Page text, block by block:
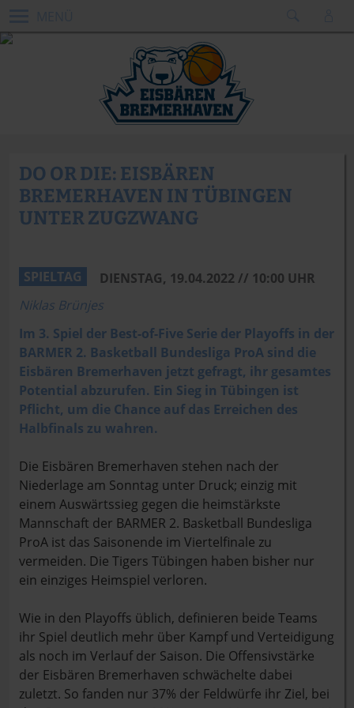
DO OR DIE: EISBÄREN
BREMERHAVEN IN TÜBINGEN
UNTER ZUGZWANG
SPIELTAG
DIENSTAG, 19.04.2022 // 10:00 UHR
Niklas Brünjes
Im 3. Spiel der Best-of-Five Serie der Playoffs in der
BARMER 2. Basketball Bundesliga ProA sind die
Eisbären Bremerhaven jetzt gefragt, ihr gesamtes
Potential abzurufen. Ein Sieg in Tübingen ist
Pflicht, um die Chance auf das Erreichen des
Halbfinals zu wahren.
Die Eisbären Bremerhaven stehen nach der
Niederlage am Sonntag unter Druck; einzig mit
einem Auswärtssieg gegen die heimstärkste
Mannschaft der BARMER 2. Basketball Bundesliga
ProA ist das Saisonende im Viertelfinale zu
vermeiden. Die Tigers Tübingen haben bisher nur
ein einziges Heimspiel verloren.
Wie in den Playoffs üblich, definieren beide Teams
ihr Spiel deutlich mehr über Kampf und Verteidigung
als noch im Verlauf der Saison. Die Offensivstärke
der Eisbären Bremerhaven schwächelte dabei
zuletzt. So fanden nur 37% der Feldwürfe ihr Ziel, bei